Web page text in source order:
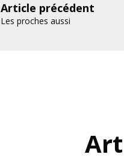
Article précédent
Les proches aussi